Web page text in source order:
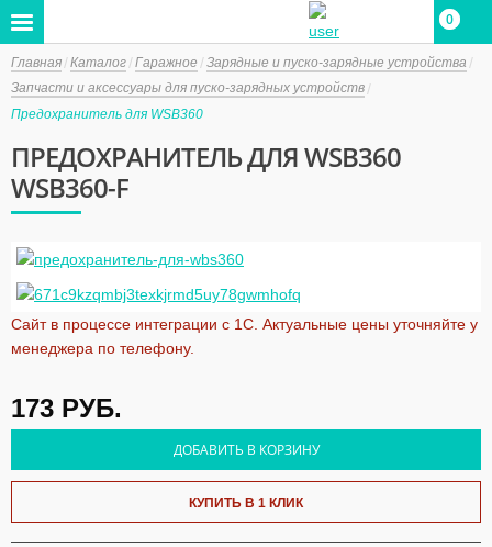
0
0
Главная Каталог Гаражное
Зарядные и пуско-зарядные устройства
Запчасти и аксессуары для пуско-зарядных устройств
Предохранитель для WSB360
ПРЕДОХРАНИТЕЛЬ ДЛЯ WSB360
WSB360-F
Сайт в процессе интеграции с 1С. Актуальные цены уточняйте у
менеджера по телефону.
173 РУБ.
ДОБАВИТЬ В КОРЗИНУ
КУПИТЬ В 1 КЛИК